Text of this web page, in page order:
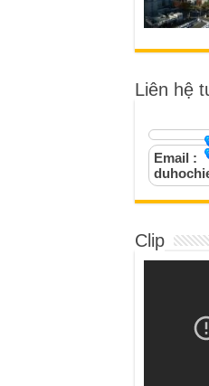
Liên hệ
Email :
Clip